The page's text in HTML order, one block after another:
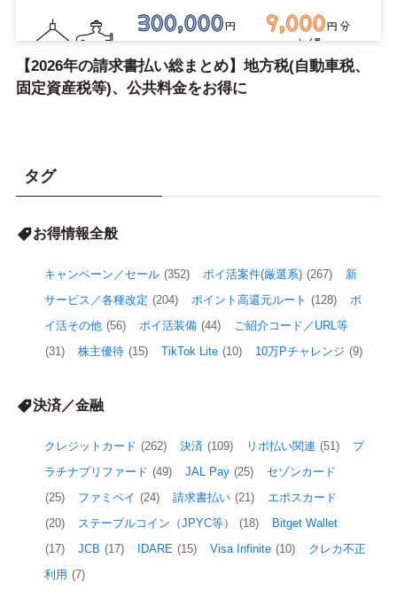
【2026年の請求書払い総まとめ】地方税(自動車税、
固定資産税等)、公共料金をお得に
タグ
お得情報全般
キャンペーン／セール (352) ポイ活案件(厳選系) (267)
新
サービス／各種改定 (204) ポイント高還元ルート (128)
ポ
イ活その他 (56) ポイ活装備 (44)
ご紹介コード／URL等
(31)
株主優待 (15) TikTok Lite (10) 10万Pチャレンジ (9)
決済／金融
クレジットカード (262) 決済 (109) リボ払い関連 (51)
プ
ラチナプリファード (49) JAL Pay (25)
セゾンカード
(25)
ファミペイ (24) 請求書払い (21)
エポスカード
(20)
ステーブルコイン（JPYC等） (18)
Bitget Wallet
(17)
JCB (17) IDARE (15) Visa Infinite (10)
クレカ不正
利用 (7)